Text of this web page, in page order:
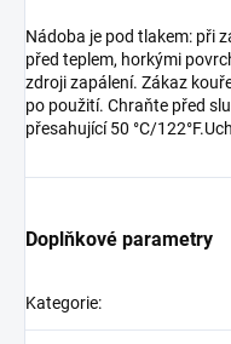
Nádoba je pod tlakem: při
před teplem, horkými
zdroji zapálení. Zákaz
po použití. Chraňte před
přesahující 50 °C/
Doplňkové parametry
Kategorie: